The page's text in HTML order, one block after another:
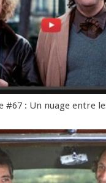
#67 : Un nuage entre